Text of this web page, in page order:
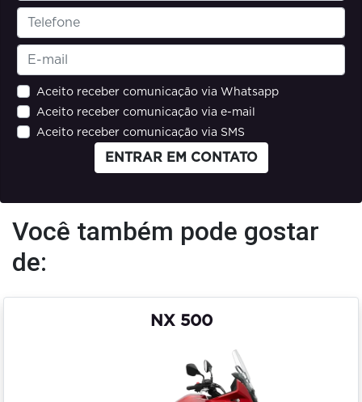
Aceito receber comunicação via Whatsapp
Aceito receber comunicação via e-mail
Aceito receber comunicação via SMS
ENTRAR EM CONTATO
Você também pode gostar
de:
NX 500